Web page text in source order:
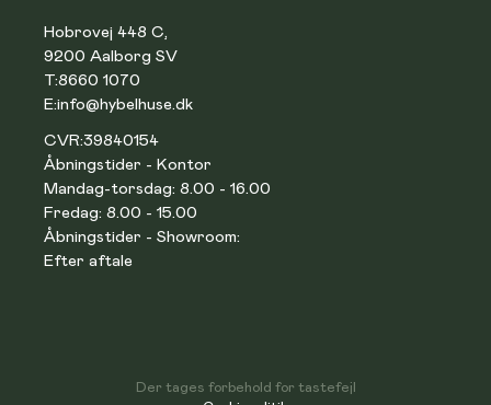
Hobrovej 448 C,
9200 Aalborg SV
T:8660 1070
E:info@hybelhuse.dk
CVR:39840154
Åbningstider - Kontor
Mandag-torsdag: 8.00 - 16.00
Fredag: 8.00 - 15.00
Åbningstider - Showroom:
Efter aftale
Der tages forbehold for tastefejl